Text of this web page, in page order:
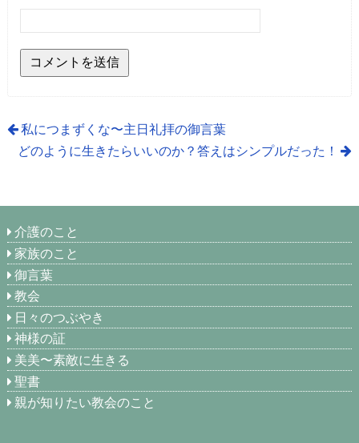
私につまずくな〜主日礼拝の御言葉
どのように生きたらいいのか？答えはシンプルだった！
介護のこと
家族のこと
御言葉
教会
日々のつぶやき
神様の証
美美〜素敵に生きる
聖書
親が知りたい教会のこと